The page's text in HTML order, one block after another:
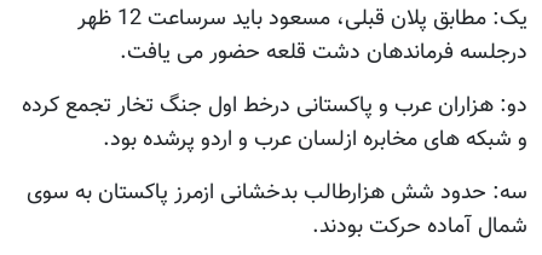
یک: مطابق پلان قبلی، مسعود باید سرساعت 12 ظهر
درجلسه فرماندهان دشت قلعه حضور می یافت.
دو: هزاران عرب و پاکستانی درخط اول جنگ تخار تجمع کرده
و شبکه های مخابره ازلسان عرب و اردو پرشده بود.
سه: حدود شش هزارطالب بدخشانی ازمرز پاکستان به سوی
شمال آماده حرکت بودند.